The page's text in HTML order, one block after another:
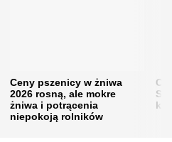
Ceny pszenicy w żniwa
2026 rosną, ale mokre
żniwa i potrącenia
niepokoją rolników